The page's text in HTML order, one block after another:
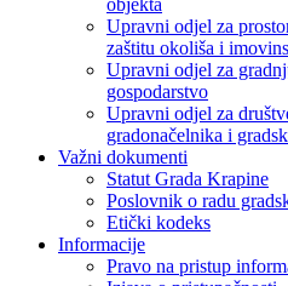
Upravni odjel za
zaštitu okoliša i
Upravni odjel za
gospodarstvo
Upravni odjel za
gradonačelnika i
Važni dokumenti
Statut Grada Krapine
Poslovnik o radu
Etički kodeks
Informacije
Pravo na pristup